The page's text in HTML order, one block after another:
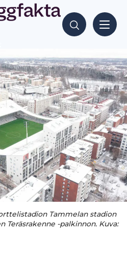
Hae sisältöjä
Tammelan stadion
Teräsrakenne -palkinnon. Kuva: